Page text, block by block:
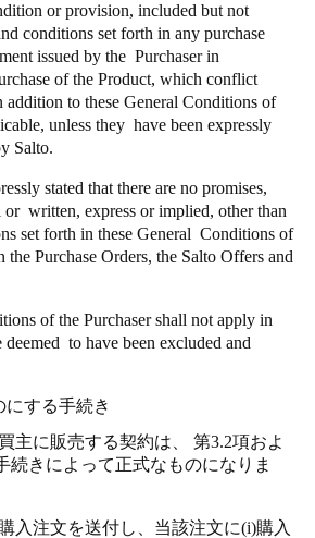
or provision, included but not
conditions set forth in any purchase
issued by the Purchaser in
of the Product, which conflict
to these General Conditions of
unless they have been expressly
Salto.
stated that there are no promises,
or written, express or implied, other than
set forth in these General Conditions of
the Purchase Orders, the Salto Offers and
of the Purchaser shall not apply in
deemed to have been excluded and
にする手続き
主に販売する契約は、 第3.2項およ
続きによって正式なものになりま
入注文を送付し、当該注文に(i)購入